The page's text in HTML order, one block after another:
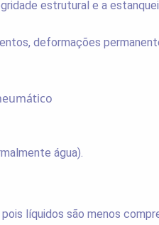
estrutural e a
deformações
água).
líquidos são menos